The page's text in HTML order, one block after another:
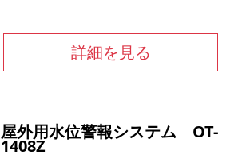
詳細を見る
屋外用水位警報システム OT-
1408Z